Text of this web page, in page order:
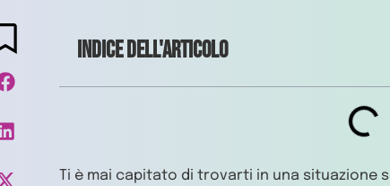
Indice dell'articolo
Ti è mai capitato di trovarti in una situazione